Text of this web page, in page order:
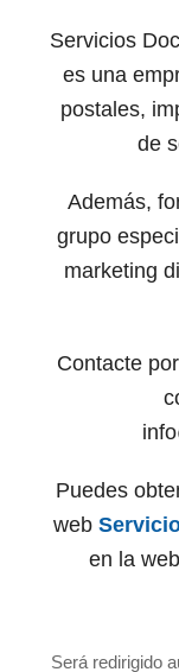
Servicios
es una
postales,
de
Además,
grupo
marketing
Contacte
Puedes
web
en la
Será redirigido